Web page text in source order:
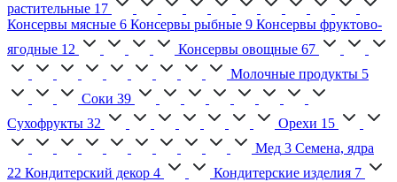
растительные 17
Консервы мясные 6 Консервы рыбные 9 Консервы фруктово-
ягодные 12 Консервы овощные 67
Молочные продукты 5
Соки 39
Сухофрукты 32 Орехи 15
Мед 3 Семена, ядра
22 Кондитерский декор 4 Кондитерские изделия 7